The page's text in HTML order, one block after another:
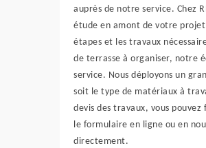
auprès de notre service. Chez
étude en amont de votre projet
étapes et les travaux
de terrasse à organiser, notre
service. Nous déployons un
soit le type de matériaux à
devis des travaux, vous
le formulaire en ligne ou en
directement.